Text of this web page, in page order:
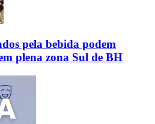
pela bebida podem
plena zona Sul de BH